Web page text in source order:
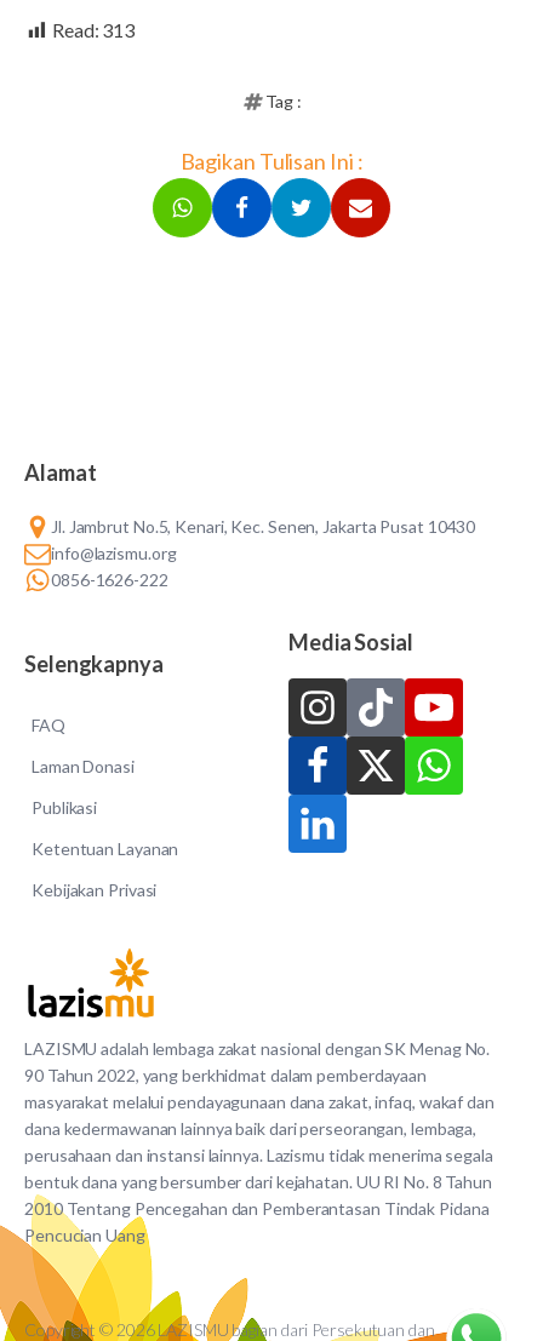
Read: 313
Tag :
Bagikan Tulisan Ini :
LAZISMU adalah lembaga zakat nasional dengan SK Menag No.
90 Tahun 2022, yang berkhidmat dalam pemberdayaan
masyarakat melalui pendayagunaan dana zakat, infaq, wakaf dan
dana kedermawanan lainnya baik dari perseorangan, lembaga,
perusahaan dan instansi lainnya. Lazismu tidak menerima segala
bentuk dana yang bersumber dari kejahatan. UU RI No. 8 Tahun
2010 Tentang Pencegahan dan Pemberantasan Tindak Pidana
Pencucian Uang
Alamat
Jl. Jambrut No.5, Kenari, Kec. Senen, Jakarta Pusat 10430
info@lazismu.org
0856-1626-222
Selengkapnya
FAQ
Laman Donasi
Publikasi
Ketentuan Layanan
Kebijakan Privasi
Media Sosial
Copyright © 2026 LAZISMU bagian dari Persekutuan dan